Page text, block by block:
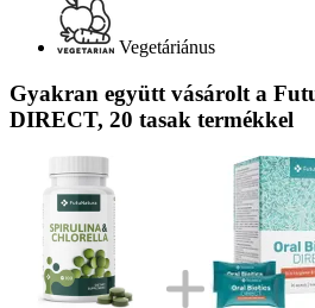
Vegetáriánus
Gyakran együtt vásárolt a
DIRECT, 20 tasak termékkel